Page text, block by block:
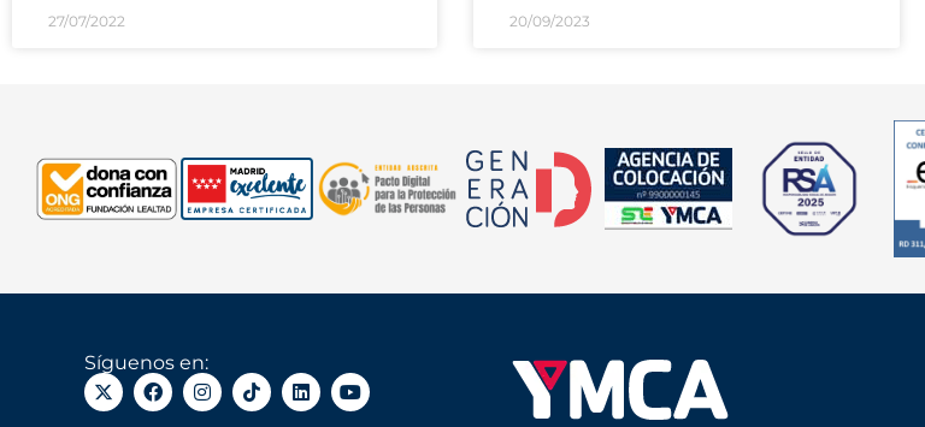
27/07/2022 20/09/2023
Síguenos en: